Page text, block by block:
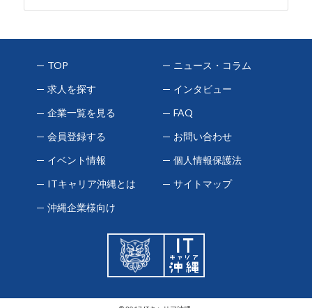
TOP
求人を探す
企業一覧を見る
会員登録する
イベント情報
ITキャリア沖縄とは
沖縄企業様向け
ニュース・コラム
インタビュー
FAQ
お問い合わせ
個人情報保護法
サイトマップ